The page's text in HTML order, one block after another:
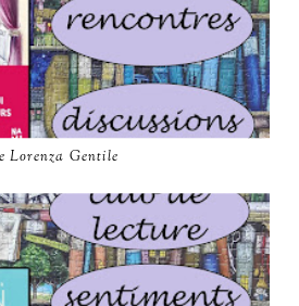
Lorenza Gentile